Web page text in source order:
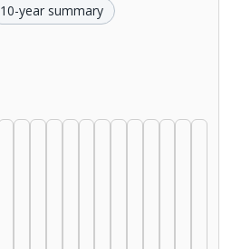
10-year summary